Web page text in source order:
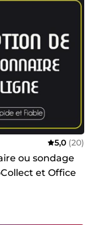
5,0 (20)
ou sondage
et Office